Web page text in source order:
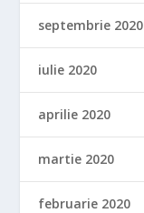
septembrie 2020
iulie 2020
aprilie 2020
martie 2020
februarie 2020